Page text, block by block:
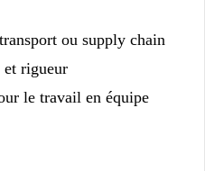
ou supply chain
et rigueur
le travail en équipe